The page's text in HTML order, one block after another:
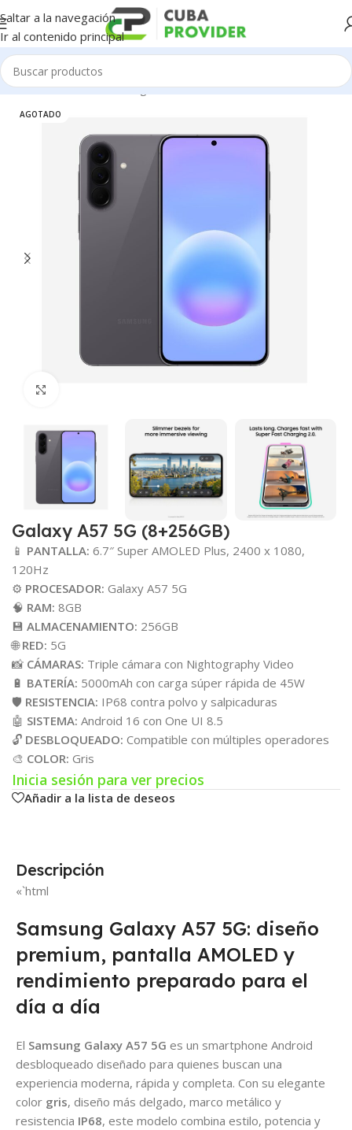
Saltar a la navegación
Ir al contenido principal
Inicio/Celulares/Samsung
AGOTADO
Galaxy A57 5G (8+256GB)
📱 PANTALLA: 6.7″ Super AMOLED Plus, 2400 x 1080,
120Hz
⚙️ PROCESADOR: Galaxy A57 5G
🧠 RAM: 8GB
💾 ALMACENAMIENTO: 256GB
🌐RED: 5G
📸 CÁMARAS: Triple cámara con Nightography Video
🔋 BATERÍA: 5000mAh con carga súper rápida de 45W
🛡️ RESISTENCIA: IP68 contra polvo y salpicaduras
🤖 SISTEMA: Android 16 con One UI 8.5
🔓 DESBLOQUEADO: Compatible con múltiples operadores
🎨 COLOR: Gris
Inicia sesión para ver precios
Añadir a la lista de deseos
Descripción
«`html
Samsung Galaxy A57 5G: diseño
premium, pantalla AMOLED y
rendimiento preparado para el
día a día
El Samsung Galaxy A57 5G es un smartphone Android
desbloqueado diseñado para quienes buscan una
experiencia moderna, rápida y completa. Con su elegante
color gris, diseño más delgado, marco metálico y
resistencia IP68, este modelo combina estilo, potencia y